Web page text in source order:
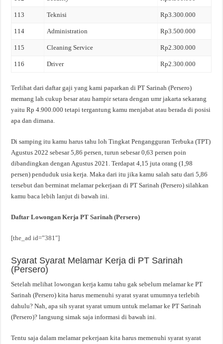
113 Teknisi Rp3.300.000
114 Administration Rp3.500.000
115 Cleaning Service Rp2.300.000
116 Driver Rp2.300.000
Terlihat dari daftar gaji yang kami paparkan di PT Sarinah (Persero)
memang lah cukup besar atau hampir setara dengan umr jakarta sekarang
yaitu Rp 4.900.000 tetapi tergantung kamu menjabat atau berada di posisi
apa dan dimana.
Di samping itu kamu harus tahu loh Tingkat Pengangguran Terbuka (TPT)
Agustus 2022 sebesar 5,86 persen, turun sebesar 0,63 persen poin
dibandingkan dengan Agustus 2021. Terdapat 4,15 juta orang (1,98
persen) penduduk usia kerja. Maka dari itu jika kamu salah satu dari 5,86
tersebut dan berminat melamar pekerjaan di PT Sarinah (Persero) silahkan
kamu baca lebih lanjut di bawah ini.
Daftar Lowongan Kerja PT Sarinah (Persero)
[the_ad id=”381″]
Syarat Syarat Melamar Kerja di PT Sarinah
(Persero)
Setelah melihat lowongan kerja kamu tahu gak sebelum melamar ke PT
Sarinah (Persero) kita harus memenuhi syarat syarat umumnya terlebih
dahulu? Nah, apa sih syarat syarat umum untuk melamar ke PT Sarinah
(Persero)? langsung simak saja informasi di bawah ini.
Tentu saja dalam melamar pekerjaan kita harus memenuhi syarat syarat